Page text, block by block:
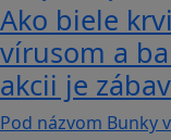
Ako biele
vírusom a
akcii je
Pod názvom Bunky